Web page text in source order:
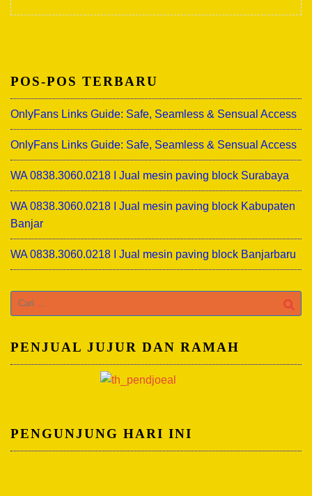
POS-POS TERBARU
OnlyFans Links Guide: Safe, Seamless & Sensual Access
OnlyFans Links Guide: Safe, Seamless & Sensual Access
WA 0838.3060.0218 I Jual mesin paving block Surabaya
WA 0838.3060.0218 I Jual mesin paving block Kabupaten
Banjar
WA 0838.3060.0218 I Jual mesin paving block Banjarbaru
Cari
untuk:
PENJUAL JUJUR DAN RAMAH
PENGUNJUNG HARI INI